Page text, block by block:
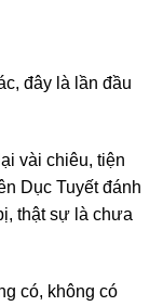
đây là lần đầu
vài chiêu, tiện
Dục Tuyết đánh
thật sự là chưa
có, không có